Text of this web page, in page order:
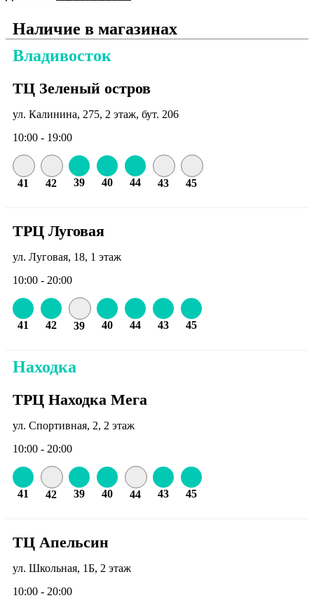
Наличие в магазинах
Владивосток
ТЦ Зеленый остров
ул. Калинина, 275, 2 этаж, бут. 206
10:00 - 19:00
41 42 39 40 44 43 45
ТРЦ Луговая
ул. Луговая, 18, 1 этаж
10:00 - 20:00
41 42 39 40 44 43 45
Находка
ТРЦ Находка Мега
ул. Спортивная, 2, 2 этаж
10:00 - 20:00
41 42 39 40 44 43 45
ТЦ Апельсин
ул. Школьная, 1Б, 2 этаж
10:00 - 20:00